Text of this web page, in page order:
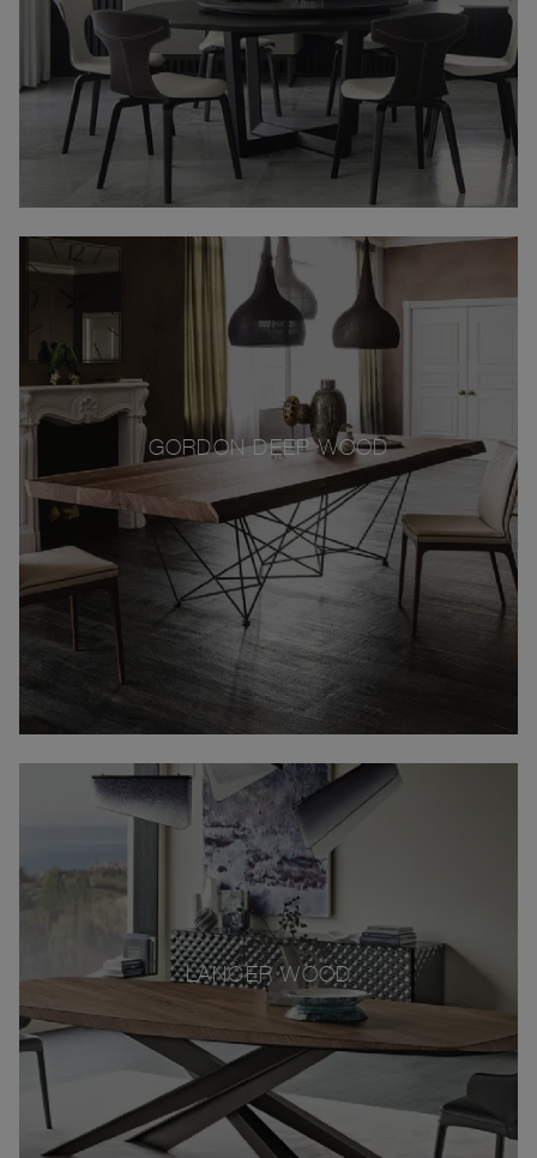
GORDON DEEP WOOD
LANCER WOOD